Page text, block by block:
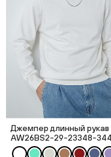
Джемпер длинный рукав
AW26BS2-29-23348-